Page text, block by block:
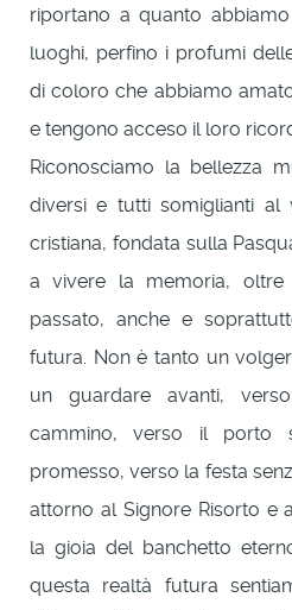
riportano a quanto
luoghi, perfino i profumi
di coloro che abbiamo
e tengono acceso il loro
Riconosciamo la bellezza
diversi e tutti somiglianti al
cristiana, fondata sulla
a vivere la memoria,
passato, anche e
futura. Non è tanto un
un guardare avanti,
cammino, verso il porto
promesso, verso la festa
attorno al Signore Risorto e
la gioia del banchetto
questa realtà futura